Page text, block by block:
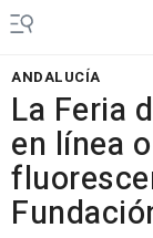
ANDALUCÍA
La Feria
en línea